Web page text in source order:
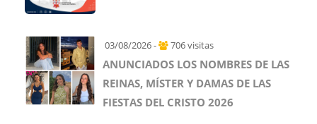
03/08/2026 - 706 visitas
ANUNCIADOS LOS NOMBRES DE LAS
REINAS, MÍSTER Y DAMAS DE LAS
FIESTAS DEL CRISTO 2026